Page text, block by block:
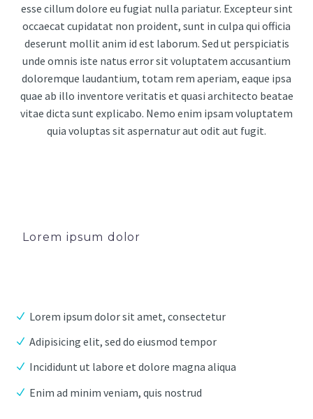
esse cillum dolore eu fugiat nulla pariatur. Excepteur sint
occaecat cupidatat non proident, sunt in culpa qui officia
deserunt mollit anim id est laborum. Sed ut perspiciatis
unde omnis iste natus error sit voluptatem accusantium
doloremque laudantium, totam rem aperiam, eaque ipsa
quae ab illo inventore veritatis et quasi architecto beatae
vitae dicta sunt explicabo. Nemo enim ipsam voluptatem
quia voluptas sit aspernatur aut odit aut fugit.
Lorem ipsum dolor
Lorem ipsum dolor sit amet, consectetur
Adipisicing elit, sed do eiusmod tempor
Incididunt ut labore et dolore magna aliqua
Enim ad minim veniam, quis nostrud